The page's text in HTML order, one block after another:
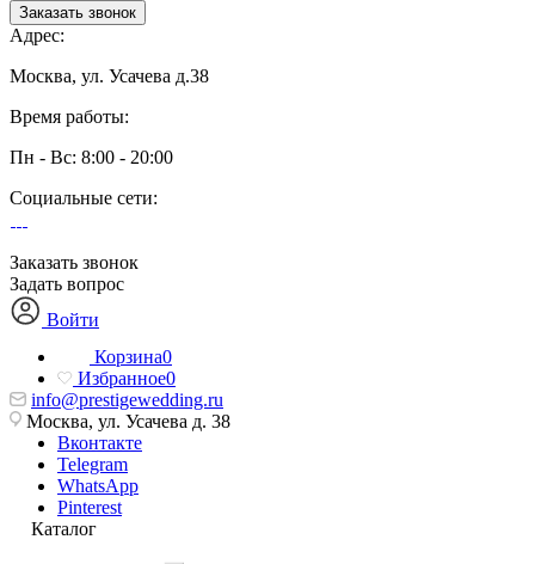
Заказать звонок
Адрес:
Москва, ул. Усачева д.38
Время работы:
Пн - Вс: 8:00 - 20:00
Социальные сети:
Заказать звонок
Задать вопрос
Войти
Корзина0
Избранное0
info@prestigewedding.ru
Москва, ул. Усачева д. 38
Вконтакте
Telegram
WhatsApp
Pinterest
Каталог